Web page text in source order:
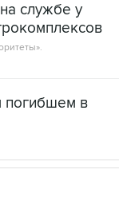
службе у
погибшем в